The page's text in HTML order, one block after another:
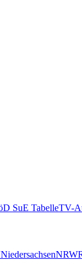
SuE TabelleTV-
NiedersachsenNRW